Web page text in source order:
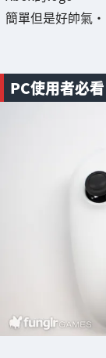
簡單但是好帥氣・
PC使用者必看